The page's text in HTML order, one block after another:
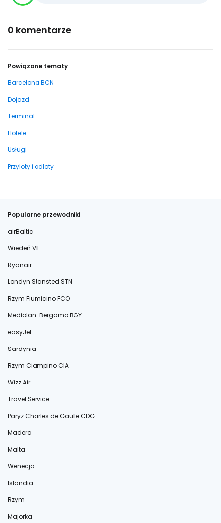
0 komentarze
Powiązane tematy
Barcelona BCN
Dojazd
Terminal
Hotele
Usługi
Przyloty i odloty
Popularne przewodniki
airBaltic
Wiedeń VIE
Ryanair
Londyn Stansted STN
Rzym Fiumicino FCO
Mediolan-Bergamo BGY
easyJet
Sardynia
Rzym Ciampino CIA
Wizz Air
Travel Service
Paryż Charles de Gaulle CDG
Madera
Malta
Wenecja
Islandia
Rzym
Majorka